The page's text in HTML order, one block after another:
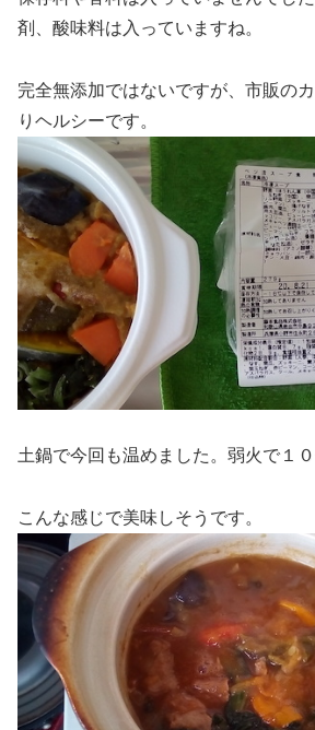
剤、酸味料は入っていますね。
完全無添加ではないですが、市販の
りヘルシーです。
土鍋で今回も温めました。弱火で１０
こんな感じで美味しそうです。